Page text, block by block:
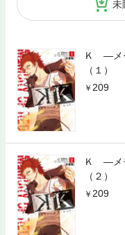
未
Ｋ ―メ
（１）
209
Ｋ ―メ
（２）
209